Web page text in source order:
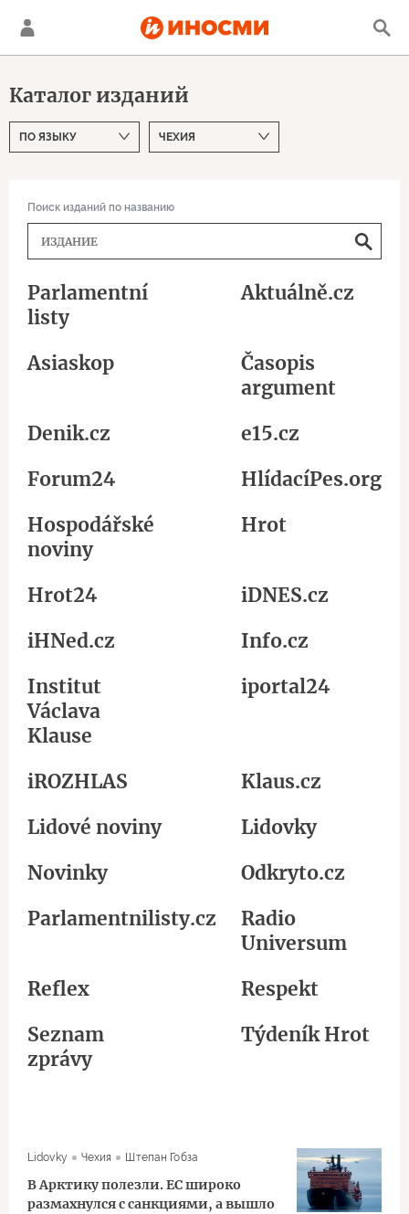
Каталог изданий
Поиск изданий по названию
Parlamentní
listy
Aktuálně.cz
Asiaskop
Časopis
argument
Denik.cz
e15.cz
Forum24
HlídacíPes.org
Hospodářské
noviny
Hrot
Hrot24
iDNES.cz
iHNed.cz
Info.cz
Institut
Václava
Klause
iportal24
iROZHLAS
Klaus.cz
Lidové noviny
Lidovky
Novinky
Odkryto.cz
Parlamentnilisty.cz
Radio
Universum
Reflex
Respekt
Seznam
zprávy
Týdeník Hrot
Lidovky Чехия Штепан Гобза
В Арктику полезли. ЕС широко
размахнулся с санкциями, а вышло